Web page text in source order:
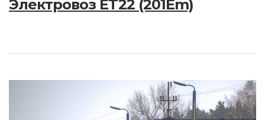
Электровоз ET22 (201Em)